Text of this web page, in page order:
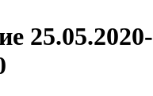
25.05.2020-